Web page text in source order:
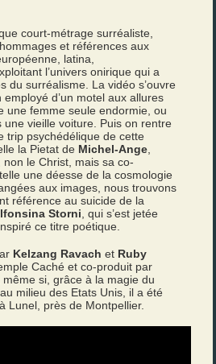
court-métrage surréaliste,
et références aux
latina,
l’univers onirique qui a
du surréalisme. La vidéo s’ouvre
d’un motel aux allures
une femme seule endormie, ou
vieille voiture. Puis on rentre
trip psychédélique de cette
la Pietat de Michel-Ange
le Christ, mais sa co-
une déesse de la cosmologie
aux images, nous trouvons
référence au suicide de la
Storni , qui s’est jetée
ce titre poétique.
Kelzang Ravach et Ruby
Caché et co-produit par
si, grâce à la magie du
milieu des Etats Unis, il a été
Lunel, près de Montpellier.